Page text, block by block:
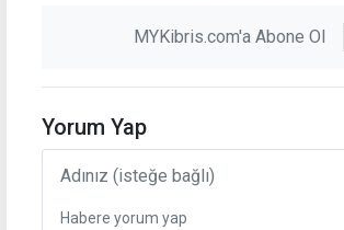
MYKibris.com'a Abone Ol
Yorum Yap